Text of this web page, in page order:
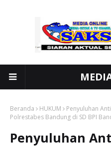
Beranda HUKUM
Penyuluhan
Polrestabes Bandung di SD BPI
Penyuluhan